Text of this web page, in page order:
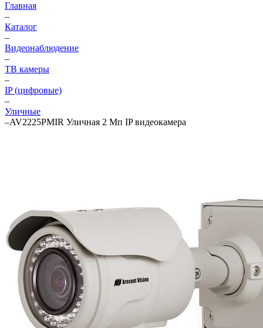
Главная
–
Каталог
–
Видеонаблюдение
–
ТВ камеры
–
IP (цифровые)
–
Уличные
–AV2225PMIR Уличная 2 Мп IP видеокамера